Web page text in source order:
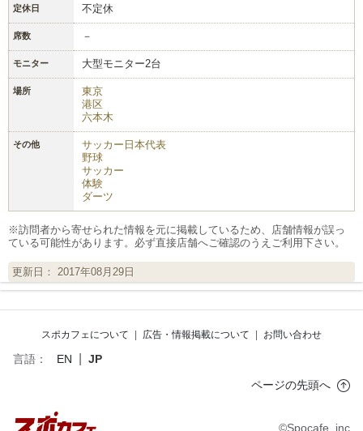
定休日 不定休
席数 －
モニター 大型モニター2台
場所
東京
港区
六本木
その他
サッカー日本代表
野球
サッカー
体験
ダーツ
※訪問者から寄せられた情報を元に掲載しているため、店舗情報が誤っ
ている可能性があります。必ず直接店舗へご確認のうえご利用下さい。
更新日： 2017年08月29日
スポカフェについて | 広告・情報掲載について | お問い合わせ
言語： EN
JP
ページの先頭へ
©Spocafe, inc